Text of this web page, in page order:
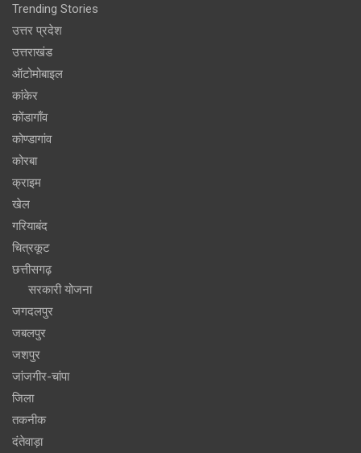
Trending Stories
उत्तर प्रदेश
उत्तराखंड
ऑटोमोबाइल
कांकेर
कोंडागाँव
कोण्डागांव
कोरबा
क्राइम
खेल
गरियाबंद
चित्रकूट
छत्तीसगढ़
सरकारी योजना
जगदलपुर
जबलपुर
जशपुर
जांजगीर-चांपा
जिला
तकनीक
दंतेवाड़ा